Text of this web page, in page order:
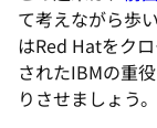
て考えながら歩
はRed Hatをク
されたIBMの重
りさせましょう。